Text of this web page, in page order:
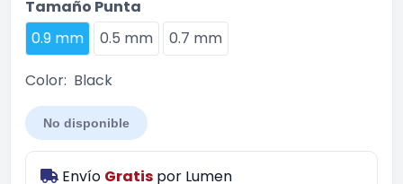
Tamaño Punta
0.9 mm
0.5 mm 0.7 mm
Color: Black
No disponible
Envío Gratis por Lumen